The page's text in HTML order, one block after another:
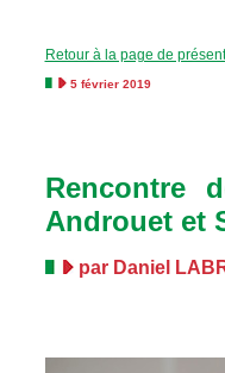
Retour à la page de
5 février 2019
Rencontre
Androuet et
par Daniel